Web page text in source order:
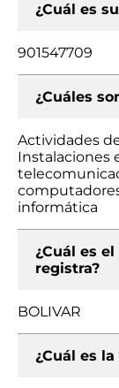
¿Cuál es
901547709
¿Cuáles
Actividades
Instalaciones
informática
¿Cuál es
registra?
BOLIVAR
¿Cuál es